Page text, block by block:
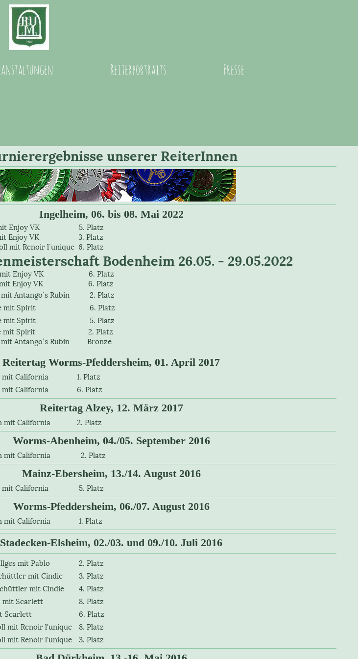
Reiterportraits
Presse
unserer ReiterInnen
Ingelheim, 06. bis 08. Mai 2022
mit Enjoy VK 5. Platz
mit Enjoy VK 3. Platz
Renoir l´unique 6. Platz
Bodenheim 26.05. - 29.05.2022
mit Enjoy VK 6. Platz
mit Enjoy VK 6. Platz
Antango´s Rubin
2. Platz
mit Spirit
6. Platz
mit Spirit
5. Platz
mit Spirit 2. Platz
mit Antango´s Rubin Bronze
Reitertag Worms-Pfeddersheim, 01. April 2017
mit California
1. Platz
mit California
6. Platz
Reitertag Alzey, 12. März 2017
mit California
2. Platz
Worms-Abenheim, 04./05. September 2016
mit California
2. Platz
Mainz-Ebersheim, 13./14. August 2016
mit California
5. Platz
Worms-Pfeddersheim, 06./07. August 2016
mit California
1. Platz
Stadecken-Elsheim, 02./03. und 09./10. Juli 2016
Illges mit Pablo
2. Platz
mit Cindie
3. Platz
mit Cindie
4. Platz
mit Scarlett
8. Platz
Scarlett
6. Platz
mit Renoir l'unique
8. Platz
mit Renoir l'unique 3. Platz